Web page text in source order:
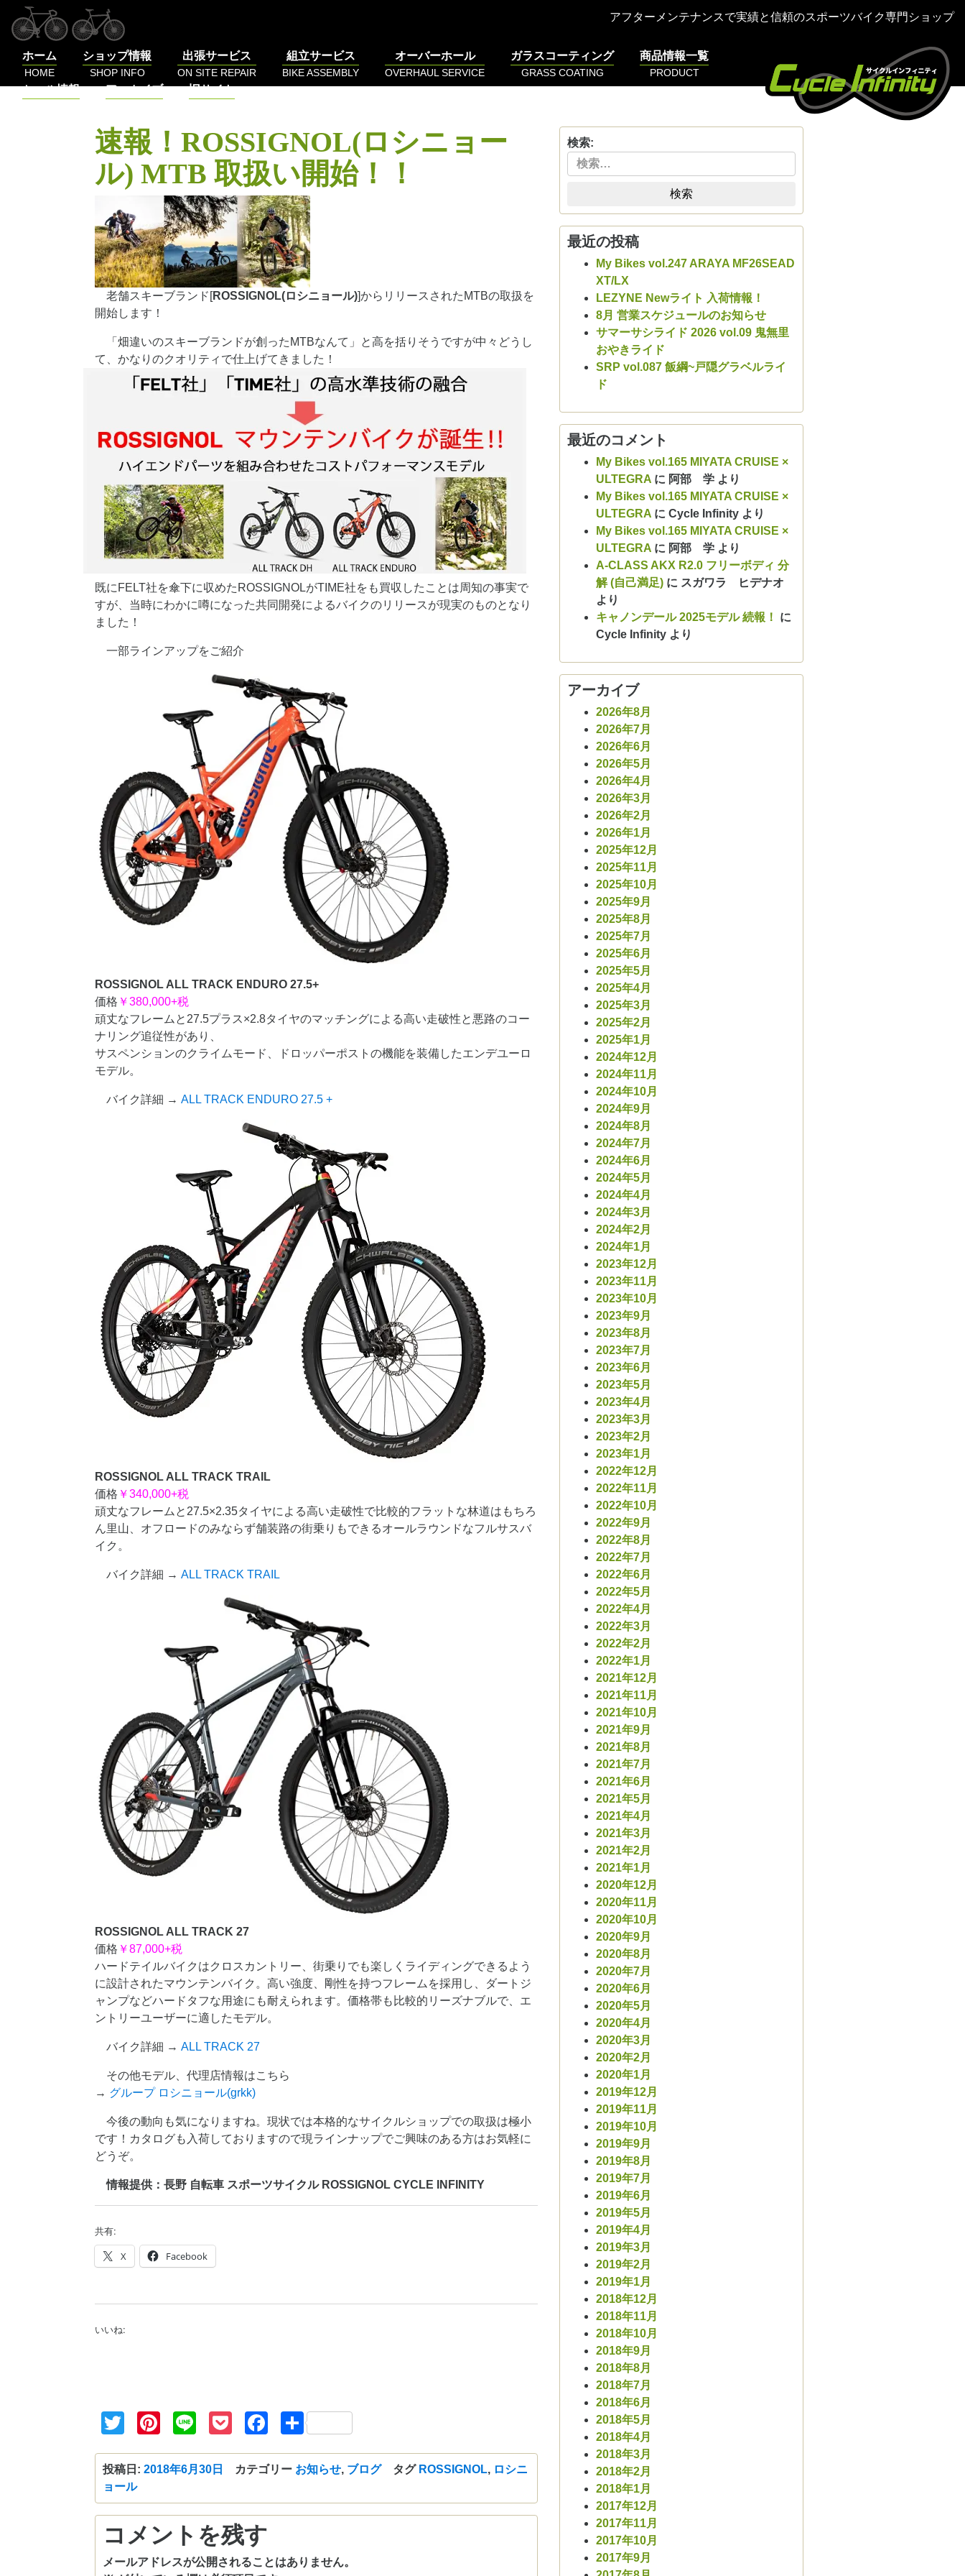
アフターメンテナンスで実績と信頼のスポーツバイク専門ショップ
ホーム
HOME
ショップ情報
SHOP INFO
出張サービス
ON SITE REPAIR
組立サービス
BIKE ASSEMBLY
オーバーホール
OVERHAUL SERVICE
ガラスコーティング
GRASS COATING
商品情報一覧
PRODUCT
セール情報 アーカイブ 旧サイト
速報！ROSSIGNOL(ロシニョー
ル) MTB 取扱い開始！！
老舗スキーブランド[ROSSIGNOL(ロシニョール)]からリリースされたMTBの取扱を
開始します！
「畑違いのスキーブランドが創ったMTBなんて」と高を括りそうですが中々どうし
て、かなりのクオリティで仕上げてきました！
既にFELT社を傘下に収めたROSSIGNOLがTIME社をも買収したことは周知の事実で
すが、当時にわかに噂になった共同開発によるバイクのリリースが現実のものとなり
ました！
一部ラインアップをご紹介
ROSSIGNOL ALL TRACK ENDURO 27.5+
価格 ￥380,000+税
頑丈なフレームと27.5プラス×2.8タイヤのマッチングによる高い走破性と悪路のコー
ナリング追従性があり、
サスペンションのクライムモード、ドロッパーポストの機能を装備したエンデユーロ
モデル。
バイク詳細 → ALL TRACK ENDURO 27.5 +
ROSSIGNOL ALL TRACK TRAIL
価格 ￥340,000+税
頑丈なフレームと27.5×2.35タイヤによる高い走破性で比較的フラットな林道はもちろ
ん里山、オフロードのみならず舗装路の街乗りもできるオールラウンドなフルサスバ
イク。
バイク詳細 → ALL TRACK TRAIL
ROSSIGNOL ALL TRACK 27
価格 ￥87,000+税
ハードテイルバイクはクロスカントリー、街乗りでも楽しくライディングできるよう
に設計されたマウンテンバイク。高い強度、剛性を持つフレームを採用し、ダートジ
ャンプなどハードタフな用途にも耐えられます。価格帯も比較的リーズナブルで、エ
ントリーユーザーに適したモデル。
バイク詳細 → ALL TRACK 27
その他モデル、代理店情報はこちら
→ グループ ロシニョール(grkk)
今後の動向も気になりますね。現状では本格的なサイクルショップでの取扱は極小
です！カタログも入荷しておりますので現ラインナップでご興味のある方はお気軽に
どうぞ。
情報提供：長野 自転車 スポーツサイクル ROSSIGNOL CYCLE INFINITY
共有:
X Facebook
いいね:
TwitterPinterest
Line PocketFacebook
共
投稿日: 2018年6月30日 カテゴリー お知らせ, ブログ タグ ROSSIGNOL, ロシニ
ョール
コメントを残す
メールアドレスが公開されることはありません。
検索:
検索
最近の投稿
My Bikes vol.247 ARAYA MF26SEAD
XT/LX
LEZYNE Newライト 入荷情報！
8月 営業スケジュールのお知らせ
サマーサシライド 2026 vol.09 鬼無里
おやきライド
SRP vol.087 飯綱~戸隠グラベルライ
ド
最近のコメント
My Bikes vol.165 MIYATA CRUISE ×
ULTEGRA に 阿部 学 より
My Bikes vol.165 MIYATA CRUISE ×
ULTEGRA にCycle Infinity より
My Bikes vol.165 MIYATA CRUISE ×
ULTEGRA に 阿部 学 より
A-CLASS AKX R2.0 フリーボディ 分
解 (自己満足) に スガワラ ヒデナオ
より
キャノンデール 2025モデル 続報！
に
Cycle Infinity より
アーカイブ
2026年8月
2026年7月
2026年6月
2026年5月
2026年4月
2026年3月
2026年2月
2026年1月
2025年12月
2025年11月
2025年10月
2025年9月
2025年8月
2025年7月
2025年6月
2025年5月
2025年4月
2025年3月
2025年2月
2025年1月
2024年12月
2024年11月
2024年10月
2024年9月
2024年8月
2024年7月
2024年6月
2024年5月
2024年4月
2024年3月
2024年2月
2024年1月
2023年12月
2023年11月
2023年10月
2023年9月
2023年8月
2023年7月
2023年6月
2023年5月
2023年4月
2023年3月
2023年2月
2023年1月
2022年12月
2022年11月
2022年10月
2022年9月
2022年8月
2022年7月
2022年6月
2022年5月
2022年4月
2022年3月
2022年2月
2022年1月
2021年12月
2021年11月
2021年10月
2021年9月
2021年8月
2021年7月
2021年6月
2021年5月
2021年4月
2021年3月
2021年2月
2021年1月
2020年12月
2020年11月
2020年10月
2020年9月
2020年8月
2020年7月
2020年6月
2020年5月
2020年4月
2020年3月
2020年2月
2020年1月
2019年12月
2019年11月
2019年10月
2019年9月
2019年8月
2019年7月
2019年6月
2019年5月
2019年4月
2019年3月
2019年2月
2019年1月
2018年12月
2018年11月
2018年10月
2018年9月
2018年8月
2018年7月
2018年6月
2018年5月
2018年4月
2018年3月
2018年2月
2018年1月
2017年12月
2017年11月
2017年10月
2017年9月